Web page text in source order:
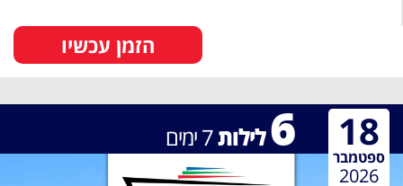
הזמן עכשיו
6לילות7ימים 18
ספטמבר
2026